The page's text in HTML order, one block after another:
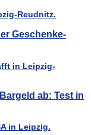
Geschenke-
ab: Test in